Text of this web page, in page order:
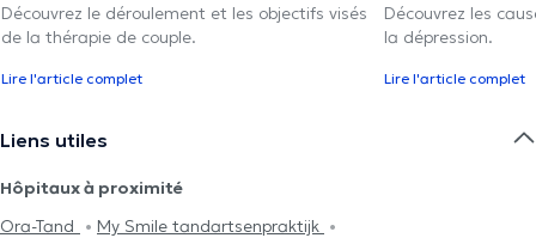
Découvrez le déroulement et les objectifs visés
de la thérapie de couple.
Lire l'article complet
Découvrez les
la dépression.
Lire l'article complet
Liens utiles
Hôpitaux à proximité
Ora-Tand
My Smile tandartsenpraktijk